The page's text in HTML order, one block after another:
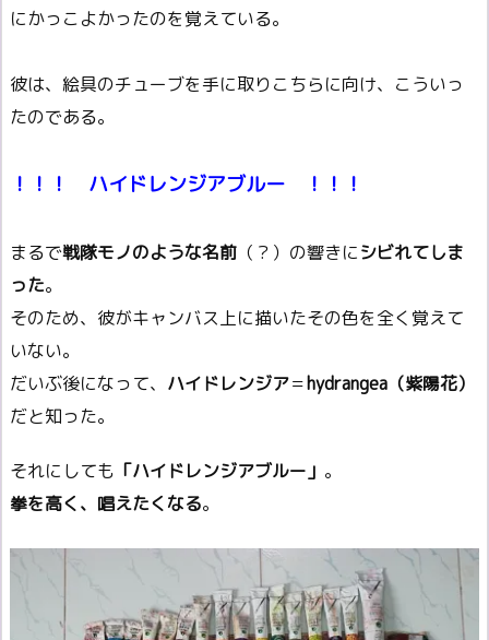
にかっこよかったのを覚えている。
彼は、絵具のチューブを手に取りこちらに向け、こういっ
たのである。
！！！ ハイドレンジアブルー ！！！
まるで戦隊モノのような名前 （？）の響きにシビれてしま
った。
そのため、彼がキャンバス上に描いたその色を全く覚えて
いない。
だいぶ後になって、 ハイドレンジア＝hydrangea（紫陽花）
だと知った。
それにしても 「ハイドレンジアブルー」 。
拳を高く、唱えたくなる。